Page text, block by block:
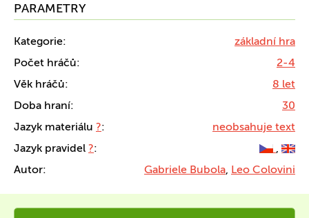
PARAMETRY
Kategorie:
základní hra
Počet hráčů:
2-4
Věk hráčů:
8 let
Doba hraní:
30
Jazyk materiálu ?:
neobsahuje text
Jazyk pravidel ?:
,
Autor:
Gabriele Bubola, Leo Colovini